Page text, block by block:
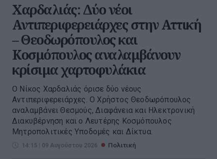
Χαρδαλιάς: Δύο νέοι
Αντιπεριφερειάρχες στην Αττική
– Θεοδωρόπουλος και
Κοσμόπουλος αναλαμβάνουν
κρίσιμα χαρτοφυλάκια
Ο Νίκος Χαρδαλιάς όρισε δύο νέους
Αντιπεριφερειάρχες. Ο Χρήστος Θεοδωρόπουλος
αναλαμβάνει Θεσμούς, Διαφάνεια και Ηλεκτρονική
Διακυβέρνηση και ο Λευτέρης Κοσμόπουλος
Μητροπολιτικές Υποδομές και Δίκτυα.
14:15 | 09 Αυγούστου 2026 Πολιτική